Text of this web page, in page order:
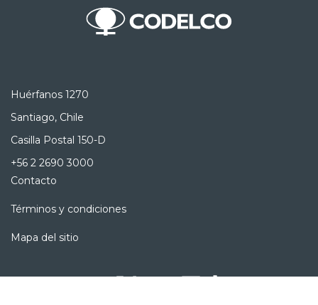
Huérfanos 1270
Santiago, Chile
Casilla Postal 150-D
+56 2 2690 3000
Contacto
Términos y condiciones
Mapa del sitio